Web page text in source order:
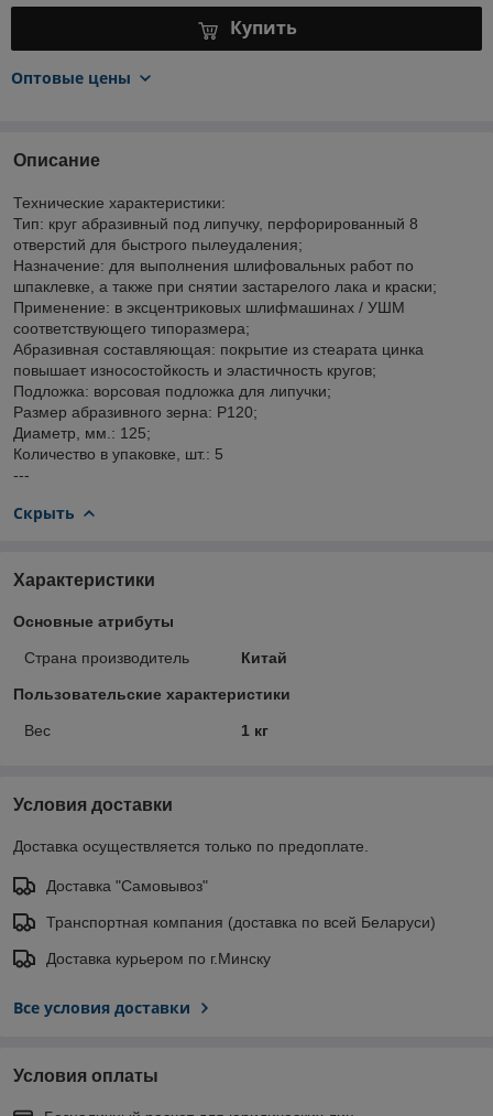
Купить
Оптовые цены
Описание
Технические характеристики:
Тип: круг абразивный под липучку, перфорированный 8
отверстий для быстрого пылеудаления;
Назначение: для выполнения шлифовальных работ по
шпаклевке, а также при снятии застарелого лака и краски;
Применение: в эксцентриковых шлифмашинах / УШМ
соответствующего типоразмера;
Абразивная составляющая: покрытие из стеарата цинка
повышает износостойкость и эластичность кругов;
Подложка: ворсовая подложка для липучки;
Размер абразивного зерна: P120;
Диаметр, мм.: 125;
Количество в упаковке, шт.: 5
---
Скрыть
Характеристики
Основные атрибуты
Страна производитель Китай
Пользовательские характеристики
Вес 1 кг
Условия доставки
Доставка осуществляется только по предоплате.
Доставка "Самовывоз"
Транспортная компания (доставка по всей Беларуси)
Доставка курьером по г.Минску
Все условия доставки
Условия оплаты